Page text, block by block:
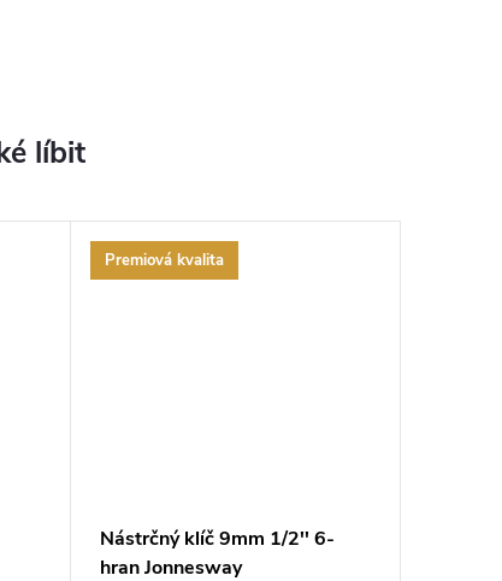
Premiová kvalita
Nástrčný klíč 9mm 1/2'' 6-
hran Jonnesway